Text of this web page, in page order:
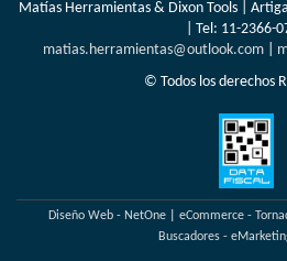
Matías Herramientas & Dixon Tools |
| Tel: 11-2366-
matias.herramientas@outlook.com|
© Todos los derechos
Diseño Web - NetOne| eCommerce -
Buscadores -